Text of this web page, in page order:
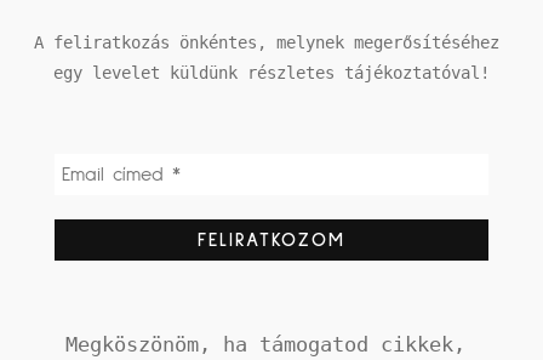
A feliratkozás önkéntes, melynek megerősítéséhez
egy levelet küldünk részletes tájékoztatóval!
Megköszönöm, ha támogatod cikkek,